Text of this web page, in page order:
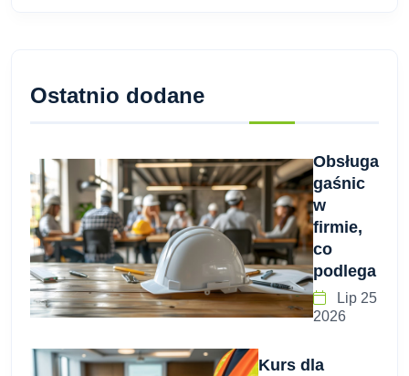
Ostatnio dodane
Obsługa
gaśnic
w
firmie,
co
podlega
Lip 25
2026
Kurs dla